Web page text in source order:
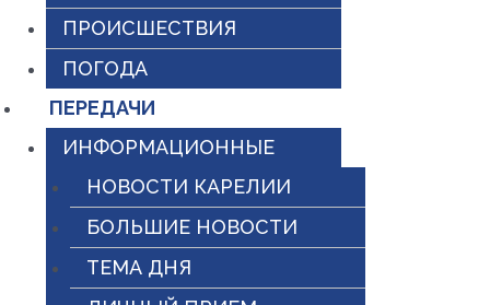
ПРОИСШЕСТВИЯ
ПОГОДА
ПЕРЕДАЧИ
ИНФОРМАЦИОННЫЕ
НОВОСТИ КАРЕЛИИ
БОЛЬШИЕ НОВОСТИ
ТЕМА ДНЯ